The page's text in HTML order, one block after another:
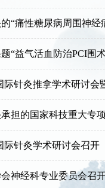
“痛性糖尿病周围神
“益气活血防治PCI
际针灸推拿学术研讨
担的国家科技重大专
际针灸学术研讨会召开
神经科专业委员会召